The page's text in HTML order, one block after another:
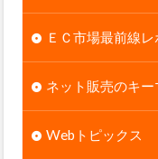
ＥＣ市場最前線レ
ネット販売のキー
Webトピックス